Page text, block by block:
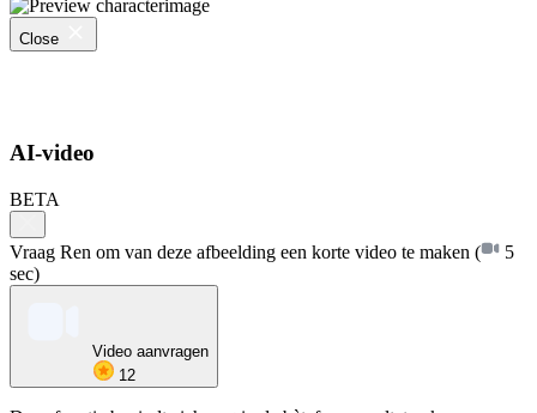
Close
AI-video
BETA
Vraag Ren om van deze afbeelding een korte video te maken (
5
sec)
Video aanvragen
12